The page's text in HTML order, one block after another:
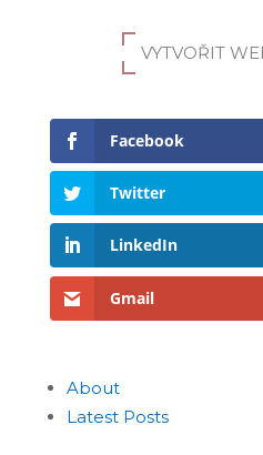
VYTVOŘIT
Facebook
Twitter
LinkedIn
Gmail
About
Latest Posts